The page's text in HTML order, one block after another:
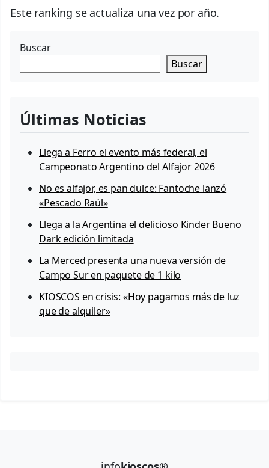
Este ranking se actualiza una vez por año.
Buscar
Buscar
Últimas Noticias
Llega a Ferro el evento más federal, el
Campeonato Argentino del Alfajor 2026
No es alfajor, es pan dulce: Fantoche lanzó
«Pescado Raúl»
Llega a la Argentina el delicioso Kinder Bueno
Dark edición limitada
La Merced presenta una nueva versión de
Campo Sur en paquete de 1 kilo
KIOSCOS en crisis: «Hoy pagamos más de luz
que de alquiler»